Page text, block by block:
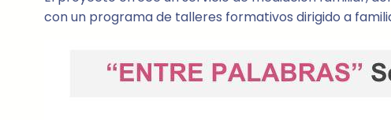
con un programa de talleres formativos dirigido a